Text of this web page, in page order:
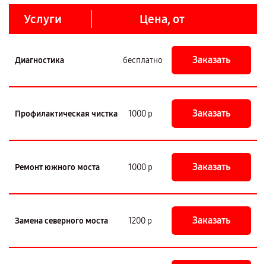
Услуги Цена, от
Диагностика бесплатно Заказать
Профилактическая чистка 1000 р Заказать
Ремонт южного моста 1000 р Заказать
Замена северного моста 1200 р Заказать